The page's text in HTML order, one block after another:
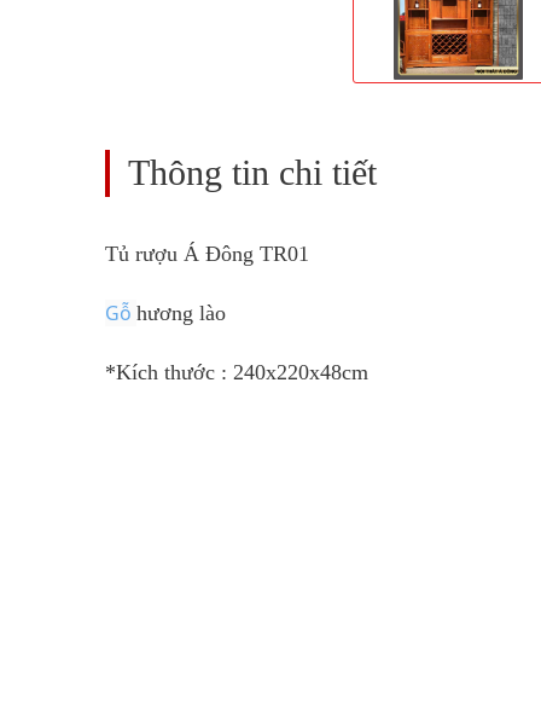
Thông tin chi tiết
Tủ rượu Á Đông TR01
Gỗ hương lào
*Kích thước : 240x220x48cm